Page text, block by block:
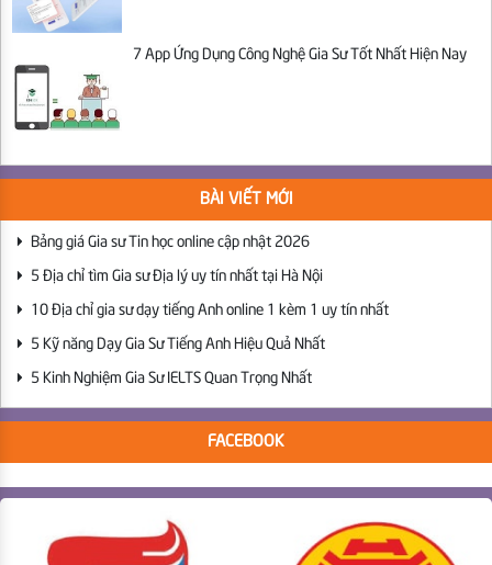
7 App Ứng Dụng Công Nghệ Gia Sư Tốt Nhất Hiện Nay
BÀI VIẾT MỚI
Bảng giá Gia sư Tin học online cập nhật 2026
5 Địa chỉ tìm Gia sư Địa lý uy tín nhất tại Hà Nội
10 Địa chỉ gia sư dạy tiếng Anh online 1 kèm 1 uy tín nhất
5 Kỹ năng Dạy Gia Sư Tiếng Anh Hiệu Quả Nhất
5 Kinh Nghiệm Gia Sư IELTS Quan Trọng Nhất
FACEBOOK